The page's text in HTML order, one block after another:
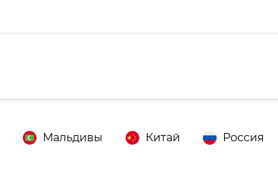
Мальдивы Китай Россия